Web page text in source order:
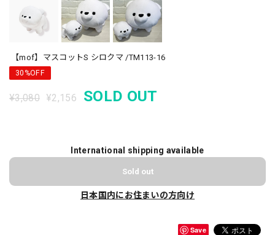
【mof】マスコットS シロクマ /TM113-16
30%OFF
¥3,080 ¥2,156 SOLD OUT
International shipping available
Sold out
日本国内にお住まいの方向け
Save